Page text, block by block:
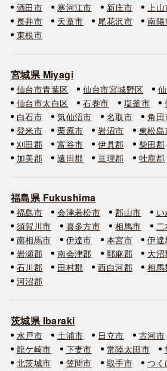
酒田市
寒河江市 新庄市 上
長井市
天童市 尾花沢市 南陽
東根市
宮城県 Miyagi
仙台市青葉区 仙台市宮城野区
仙台市太白区
石巻市 塩釜市
白石市
気仙沼市 名取市 角田
登米市
栗原市 岩沼市 東松島
刈田郡
富谷市 伊具郡 柴田郡
加美郡
遠田郡 亘理郡 牡鹿郡
福島県 Fukushima
福島市 会津若松市 郡山市
須賀川市
喜多方市 相馬市
南相馬市
伊達市 本宮市 伊達
岩瀬郡
南会津郡 耶麻郡 大沼
石川郡
田村郡 西白河郡 相馬
河沼郡
茨城県 Ibaraki
水戸市 土浦市 日立市 古河市
龍ケ崎市
下妻市 常陸太田市
北茨城市
笠間市 取手市 つく